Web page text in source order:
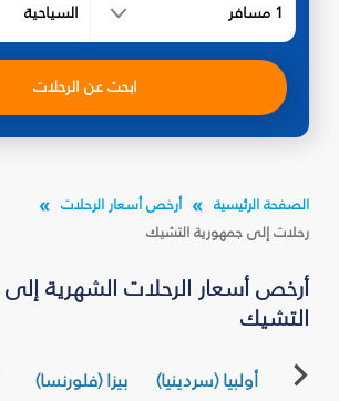
1 مسافر السياحية
ابحث عن الرحلات
الصفحة الرئيسية
أرخص أسعار الرحلات
رحلات إلى جمهورية التشيك
أرخص أسعار الرحلات الشهرية
التشيك
أولبيا (سردينيا) بيزا (فلورنسا)